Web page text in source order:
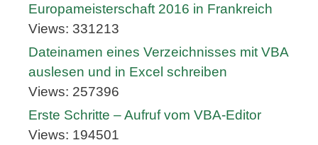
Europameisterschaft 2016 in Frankreich
Views: 331213
Dateinamen eines Verzeichnisses mit VBA
auslesen und in Excel schreiben
Views: 257396
Erste Schritte – Aufruf vom VBA-Editor
Views: 194501